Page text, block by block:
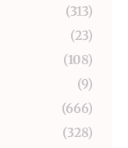
(313)
(23)
(108)
(9)
(666)
(328)